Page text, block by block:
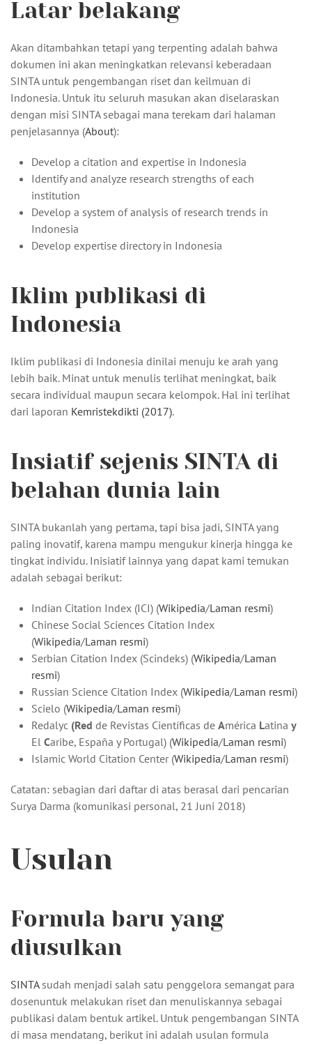
Latar belakang
Akan ditambahkan tetapi yang terpenting adalah bahwa
dokumen ini akan meningkatkan relevansi keberadaan
SINTA untuk pengembangan riset dan keilmuan di
Indonesia. Untuk itu seluruh masukan akan diselaraskan
dengan misi SINTA sebagai mana terekam dari halaman
penjelasannya (About):
Develop a citation and expertise in Indonesia
Identify and analyze research strengths of each
institution
Develop a system of analysis of research trends in
Indonesia
Develop expertise directory in Indonesia
Iklim publikasi di
Indonesia
Iklim publikasi di Indonesia dinilai menuju ke arah yang
lebih baik. Minat untuk menulis terlihat meningkat, baik
secara individual maupun secara kelompok. Hal ini terlihat
dari laporan Kemristekdikti (2017).
Insiatif sejenis SINTA di
belahan dunia lain
SINTA bukanlah yang pertama, tapi bisa jadi, SINTA yang
paling inovatif, karena mampu mengukur kinerja hingga ke
tingkat individu. Inisiatif lainnya yang dapat kami temukan
adalah sebagai berikut:
Indian Citation Index (ICI) (Wikipedia/Laman resmi)
Chinese Social Sciences Citation Index
(Wikipedia/Laman resmi)
Serbian Citation Index (Scindeks) (Wikipedia/Laman
resmi)
Russian Science Citation Index (Wikipedia/Laman resmi)
Scielo (Wikipedia/Laman resmi)
Redalyc (Red de Revistas Científicas de América Latina y
El Caribe, España y Portugal) (Wikipedia/Laman resmi)
Islamic World Citation Center (Wikipedia/Laman resmi)
Catatan: sebagian dari daftar di atas berasal dari pencarian
Surya Darma (komunikasi personal, 21 Juni 2018)
Usulan
Formula baru yang
diusulkan
SINTAsudah menjadi salah satu penggelora semangat para
dosenuntuk melakukan riset dan menuliskannya sebagai
publikasi dalam bentuk artikel. Untuk pengembangan SINTA
di masa mendatang, berikut ini adalah usulan formula